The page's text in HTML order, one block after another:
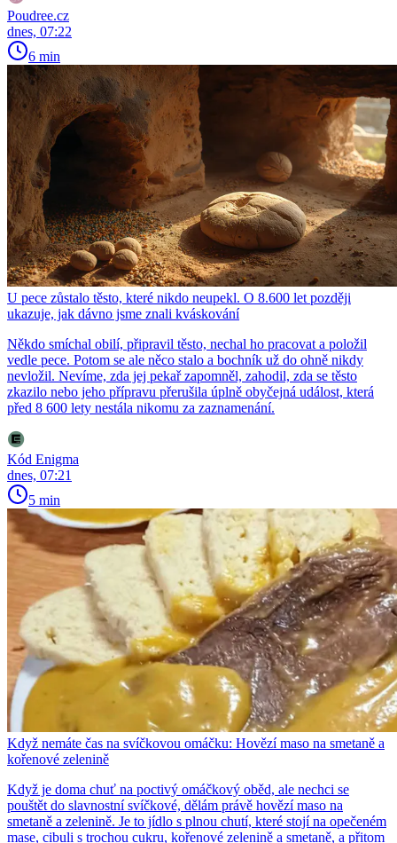
Poudree.cz
dnes, 07:22
6 min
U pece zůstalo těsto, které nikdo neupekl. O 8.600 let později
ukazuje, jak dávno jsme znali kváskování
Někdo smíchal obilí, připravil těsto, nechal ho pracovat a položil
vedle pece. Potom se ale něco stalo a bochník už do ohně nikdy
nevložil. Nevíme, zda jej pekař zapomněl, zahodil, zda se těsto
zkazilo nebo jeho přípravu přerušila úplně obyčejná událost, která
před 8 600 lety nestála nikomu za zaznamenání.
Kód Enigma
dnes, 07:21
5 min
Když nemáte čas na svíčkovou omáčku: Hovězí maso na smetaně a
kořenové zelenině
Když je doma chuť na poctivý omáčkový oběd, ale nechci se
pouštět do slavnostní svíčkové, dělám právě hovězí maso na
smetaně a zelenině. Je to jídlo s plnou chutí, které stojí na opečeném
mase, cibuli s trochou cukru, kořenové zelenině a smetaně, a přitom